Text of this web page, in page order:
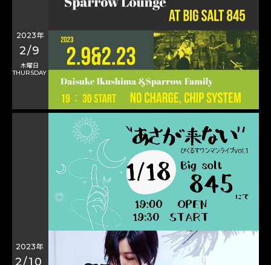
2023年
2/9
木曜日
THURSDAY
2023年
2/10